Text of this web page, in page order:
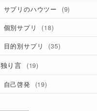
サプリのハウツー (9)
個別サプリ (18)
目的別サプリ (35)
独り言 (19)
自己啓発 (19)